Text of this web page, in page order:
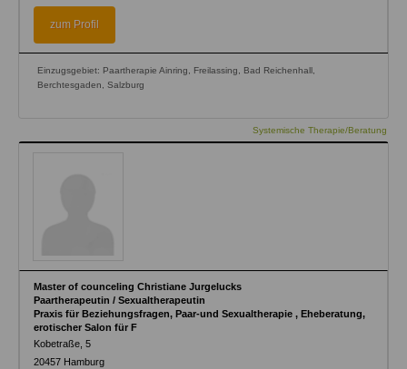
zum Profil
Einzugsgebiet: Paartherapie Ainring, Freilassing, Bad Reichenhall,
Berchtesgaden, Salzburg
Systemische Therapie/Beratung
Master of counceling Christiane Jurgelucks
Paartherapeutin / Sexualtherapeutin
Praxis für Beziehungsfragen, Paar-und Sexualtherapie , Eheberatung,
erotischer Salon für F
Kobetraße, 5
20457 Hamburg